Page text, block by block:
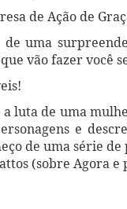
de Ação de
de uma
vão fazer você
luta de uma
e
de uma série
(sobre Agora e